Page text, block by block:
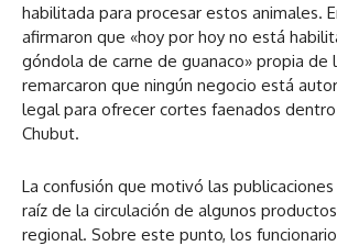
habilitada para procesar estos animales.
afirmaron que «hoy por hoy no está
góndola de carne de guanaco» propia de
remarcaron que ningún negocio está
legal para ofrecer cortes faenados
Chubut.
La confusión que motivó las
raíz de la circulación de algunos
regional. Sobre este punto, los